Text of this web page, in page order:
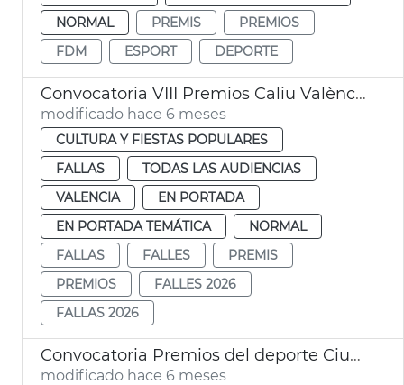
NORMAL
PREMIS
PREMIOS
FDM
ESPORT DEPORTE
Convocatoria VIII Premios Caliu València
modificado hace 6 meses
CULTURA Y FIESTAS POPULARES
FALLAS
TODAS LAS AUDIENCIAS
VALENCIA
EN PORTADA
EN PORTADA TEMÁTICA
NORMAL
FALLAS
FALLES
PREMIS
PREMIOS
FALLES 2026
FALLAS 2026
Convocatoria Premios del deporte Ciudad de València
modificado hace 6 meses